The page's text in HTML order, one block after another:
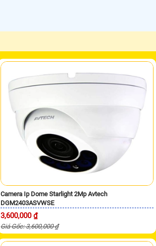
Camera Ip Dome Starlight 2Mp Avtech
DGM2403ASVWSE
3,600,000 ₫
Giá Gốc: 3,600,000 ₫